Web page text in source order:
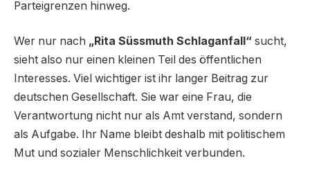
Parteigrenzen hinweg.
Wer nur nach „Rita Süssmuth Schlaganfall“ sucht,
sieht also nur einen kleinen Teil des öffentlichen
Interesses. Viel wichtiger ist ihr langer Beitrag zur
deutschen Gesellschaft. Sie war eine Frau, die
Verantwortung nicht nur als Amt verstand, sondern
als Aufgabe. Ihr Name bleibt deshalb mit politischem
Mut und sozialer Menschlichkeit verbunden.